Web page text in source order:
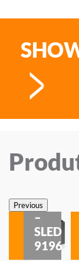
PreviousSobrepor
–
SLED
9196